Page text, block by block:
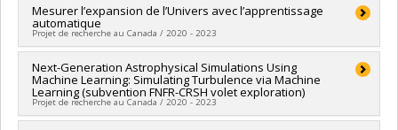
de la relève professorale
Chercheur principal : Laurence Perreault-Levasseur
Sources de financement :SPIIE/Secrétariat des programmes
interorganismes à l’intention des établissements
en recherche Apogée Canada/Bourse
Mesurer l’expansion de l’Univers avec l’apprentissage
automatique
Projet de recherche au Canada / 2020 - 2023
Chercheur principal :Laurence Perreault-Levasseur
Sources de financement :SPIIE/Secrétariat des programmes
interorganismes à l’intention des établissements
Programmes de subvention :PVXXXXXX-Fonds d'excellence
Next-Generation Astrophysical Simulations Using
Machine Learning: Simulating Turbulence via Machine
Learning (subvention FNFR-CRSH volet exploration)
Projet de recherche au Canada / 2020 - 2023